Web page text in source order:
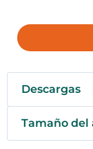
Descargas
Tamaño del